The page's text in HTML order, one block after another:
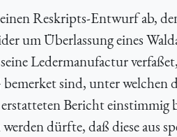
Reskripts-Entwurf ab,
um Überlassung eines
Ledermanufactur
sind, unter welchen
Bericht einstimmig
dürfte, daß diese aus